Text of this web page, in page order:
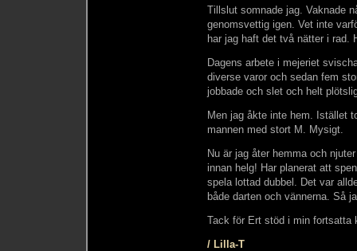
Tillslut somnade jag. Vaknade
genomsvettig igen. Vet inte
har jag haft det två nätter i rad.
Dagens arbete i mejeriet
diverse varor och sedan fem
jobbade och slet och helt
Men jag åkte inte hem. Istället
mannen med stort M. Mysigt.
Nu är jag åter hemma och
innan helg! Har planerat att
spela lottad dubbel. Det var
både darten och vännerna. Så
Tack för Ert stöd i min fortsatta
/ Lilla-T